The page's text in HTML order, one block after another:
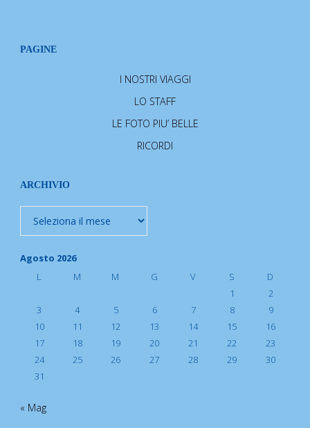
PAGINE
I NOSTRI VIAGGI
LO STAFF
LE FOTO PIU’ BELLE
RICORDI
ARCHIVIO
Agosto 2026
L
M M G V S
D
1
2
3
4 5 6 7 8
9
10
11 12 13 14 15
16
17
18 19 20 21 22
23
24
25 26 27 28 29
30
31
« Mag